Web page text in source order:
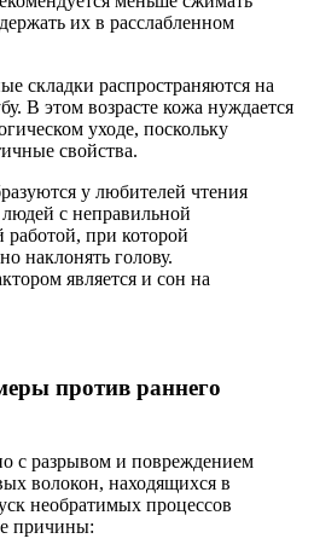
их в расслабленном
складки распространяются на
В этом возрасте кожа нуждается
уходе, поскольку
свойства.
у любителей чтения
с неправильной
работой, при которой
наклонять голову.
является и сон на
против раннего
с разрывом и повреждением
волокон, находящихся в
необратимых процессов
причины: